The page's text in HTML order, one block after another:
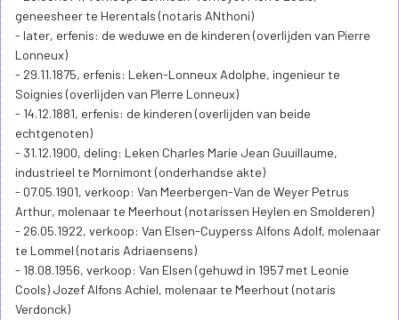
geneesheer te Herentals (notaris ANthoni)
- later, erfenis: de weduwe en de kinderen (overlijden van Pierre
Lonneux)
- 29.11.1875, erfenis: Leken-Lonneux Adolphe, ingenieur te
Soignies (overlijden van PIerre Lonneux)
- 14.12.1881, erfenis: de kinderen (overlijden van beide
echtgenoten)
- 31.12.1900, deling: Leken Charles Marie Jean Guuillaume,
industrieel te Mornimont (onderhandse akte)
- 07.05.1901, verkoop: Van Meerbergen-Van de Weyer Petrus
Arthur, molenaar te Meerhout (notarissen Heylen en Smolderen)
- 26.05.1922, verkoop: Van Elsen-Cuyperss Alfons Adolf, molenaar
te Lommel (notaris Adriaensens)
- 18.08.1956, verkoop: Van Elsen (gehuwd in 1957 met Leonie
Cools) Jozef Alfons Achiel, molenaar te Meerhout (notaris
Verdonck)